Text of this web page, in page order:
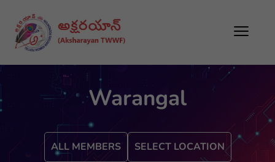
Warangal
ALL MEMBERS SELECT LOCATION